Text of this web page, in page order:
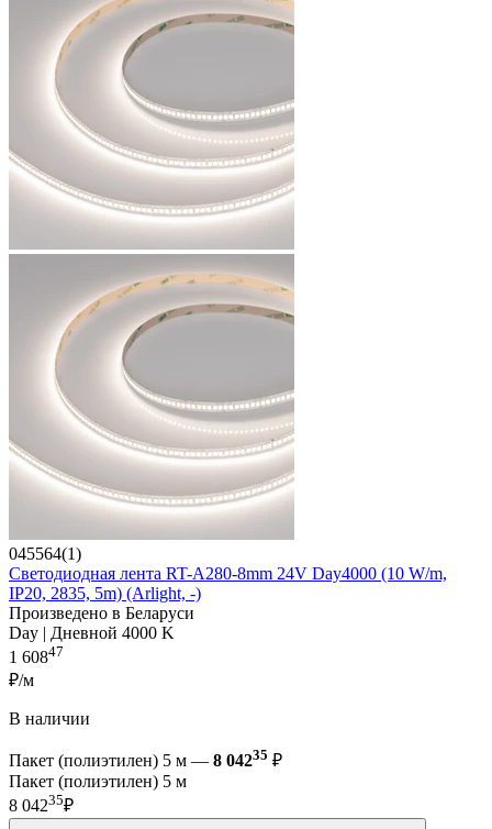
045564(1)
Светодиодная лента RT-A280-8mm 24V Day4000 (10 W/m,
IP20, 2835, 5m) (Arlight, -)
Произведено в Беларуси
Day | Дневной 4000 K
1 60847
₽/м
В наличии
Пакет (полиэтилен) 5 м — 8 04235 ₽
Пакет (полиэтилен) 5 м
8 04235₽